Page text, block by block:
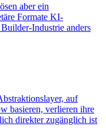
aber ein
Formate KI-
Industrie anders
auf
basieren, verlieren ihre
direkter zugänglich ist